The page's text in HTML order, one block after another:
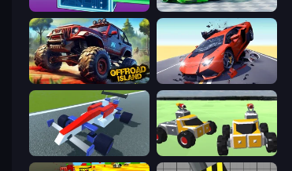
Syder Hyper Drive Sportcars Crash
Offroad Island Hyper Cars Ramp Crash
Genius Car 2 Block Tech: Epic Sandbox